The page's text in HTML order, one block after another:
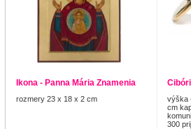
Ikona - Panna Mária Znamenia
rozmery 23 x 18 x 2 cm
výška
cm
300